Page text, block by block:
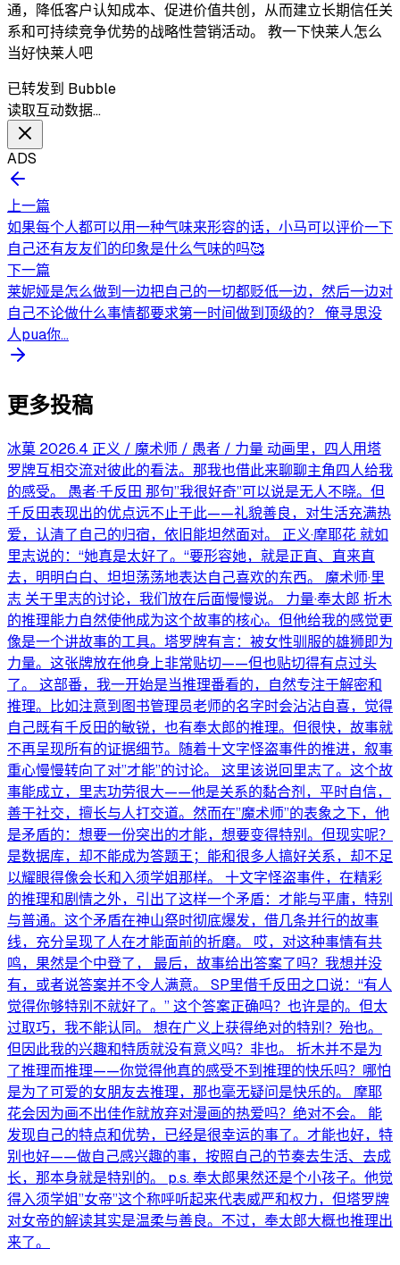
通，降低客户认知成本、促进价值共创，从而建立长期信任关
系和可持续竞争优势的战略性营销活动。 教一下快莱人怎么
当好快莱人吧
已转发到 Bubble
读取互动数据…
ADS
上一篇
如果每个人都可以用一种气味来形容的话，小马可以评价一下
自己还有友友们的印象是什么气味的吗🥰
下一篇
莱妮娅是怎么做到一边把自己的一切都贬低一边，然后一边对
自己不论做什么事情都要求第一时间做到顶级的？ 俺寻思没
人pua你...
更多投稿
冰菓 2026.4 正义 / 魔术师 / 愚者 / 力量 动画里，四人用塔
罗牌互相交流对彼此的看法。那我也借此来聊聊主角四人给我
的感受。 愚者·千反田 那句”我很好奇”可以说是无人不晓。但
千反田表现出的优点远不止于此——礼貌善良，对生活充满热
爱，认清了自己的归宿，依旧能坦然面对。 正义·摩耶花 就如
里志说的：“她真是太好了。“要形容她，就是正直、直来直
去，明明白白、坦坦荡荡地表达自己喜欢的东西。 魔术师·里
志 关于里志的讨论，我们放在后面慢慢说。 力量·奉太郎 折木
的推理能力自然使他成为这个故事的核心。但他给我的感觉更
像是一个讲故事的工具。塔罗牌有言：被女性驯服的雄狮即为
力量。这张牌放在他身上非常贴切——但也贴切得有点过头
了。 这部番，我一开始是当推理番看的，自然专注于解密和
推理。比如注意到图书管理员老师的名字时会沾沾自喜，觉得
自己既有千反田的敏锐，也有奉太郎的推理。但很快，故事就
不再呈现所有的证据细节。随着十文字怪盗事件的推进，叙事
重心慢慢转向了对”才能”的讨论。 这里该说回里志了。这个故
事能成立，里志功劳很大——他是关系的黏合剂，平时自信，
善于社交，擅长与人打交道。然而在”魔术师”的表象之下，他
是矛盾的：想要一份突出的才能，想要变得特别。但现实呢？
是数据库，却不能成为答题王；能和很多人搞好关系，却不足
以耀眼得像会长和入须学姐那样。 十文字怪盗事件，在精彩
的推理和剧情之外，引出了这样一个矛盾：才能与平庸，特别
与普通。这个矛盾在神山祭时彻底爆发，借几条并行的故事
线，充分呈现了人在才能面前的折磨。 哎，对这种事情有共
鸣，果然是个中登了， 最后，故事给出答案了吗？我想并没
有，或者说答案并不令人满意。 SP里借千反田之口说：“有人
觉得你够特别不就好了。” 这个答案正确吗？也许是的。但太
过取巧，我不能认同。 想在广义上获得绝对的特别？殆也。
但因此我的兴趣和特质就没有意义吗？非也。 折木并不是为
了推理而推理——你觉得他真的感受不到推理的快乐吗？哪怕
是为了可爱的女朋友去推理，那也毫无疑问是快乐的。 摩耶
花会因为画不出佳作就放弃对漫画的热爱吗？绝对不会。 能
发现自己的特点和优势，已经是很幸运的事了。才能也好，特
别也好——做自己感兴趣的事，按照自己的节奏去生活、去成
长，那本身就是特别的。 p.s. 奉太郎果然还是个小孩子。他觉
得入须学姐”女帝”这个称呼听起来代表威严和权力，但塔罗牌
对女帝的解读其实是温柔与善良。不过，奉太郎大概也推理出
来了。